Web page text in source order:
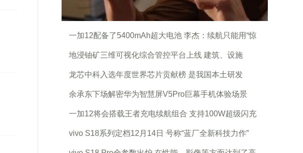
一加12配备了5400mAh超大电池 李杰：续航只能用“惊
地浸铀矿三维可视化综合管控平台上线 建筑、设施
龙芯中科入选年度世界芯片贡献榜 是我国本土研发
余承东下场解密华为智慧屏V5Pro巨幕手机体验场景
一加12将会搭载王者充电续航组合 支持100W超级闪充
vivo S18系列定档12月14日 号称“蓝厂全新科技力作”